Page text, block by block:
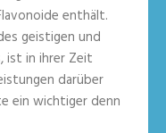
enthält.
geistigen und
ist in ihrer Zeit
darüber
ein wichtiger denn